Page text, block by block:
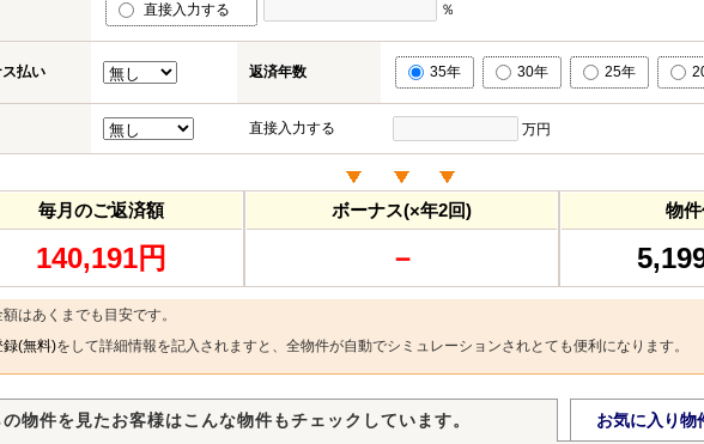
直接入力する ％
払い 返済年数 35年 30年 25年
直接入力する 万円
毎月のご返済額
140,191円
ボーナス(×年2回)
－
物
はあくまでも目安です。
録(無料)をして詳細情報を記入されますと、全物件が自動でシミュレーションされとても便利になります。
物件を見たお客様はこんな物件もチェックしています。 お気に入り物